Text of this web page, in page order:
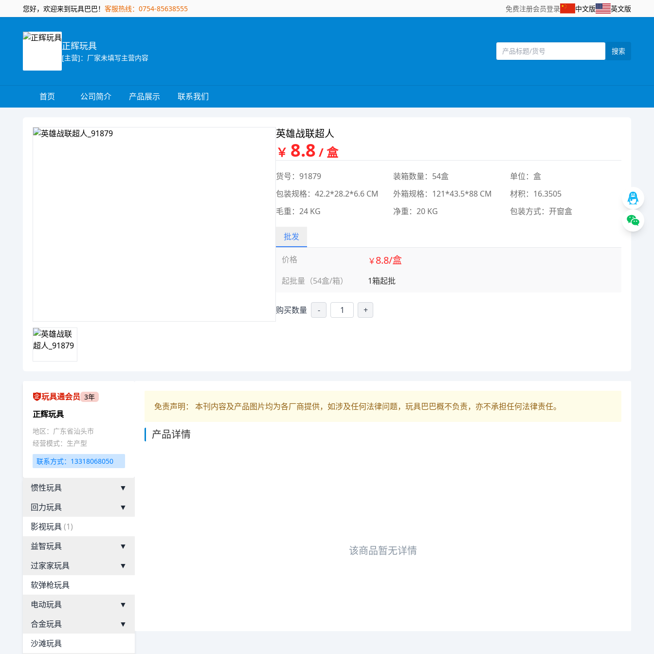
您好，欢迎来到玩具巴巴！ 客服热线：0754-85638555 免费注册会员登录 中文版 英文版
正辉玩具
[主营]：厂家未填写主营内容
搜索
首页 公司简介 产品展示 联系我们
英雄战联超人
￥ 8.8 / 盒
货号：91879 装箱数量：54盒
单位：盒
包装规格：42.2*28.2*6.6 CM
外箱规格：121*43.5*88 CM
材积：16.3505
毛重：24 KG
净重：20 KG 包装方式：开窗盒
批发
价格
起批量（54盒/箱）
￥8.8/盒
1箱起批
购买数量 - +
玩具通会员 3年
正辉玩具
地区：广东省汕头市
经营模式：生产型
联系方式：13318068050
惯性玩具
▼
回力玩具
▼
影视玩具(1)
益智玩具
▼
过家家玩具
▼
软弹枪玩具
电动玩具
▼
合金玩具
▼
沙滩玩具
免责声明： 本刊内容及产品图片均为各厂商提供，如涉及任何法律问题，玩具巴巴概不负责，亦不承担任何法律责任。
产品详情
该商品暂无详情